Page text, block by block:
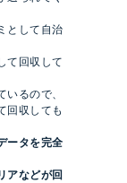
として自治
て回収して
るので、
回収しても
ータを完全
アなどが回